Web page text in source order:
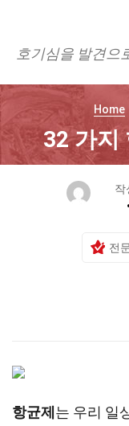
호기심을 발견으
Home
32 가지
작
전
항균제 는 우리 일